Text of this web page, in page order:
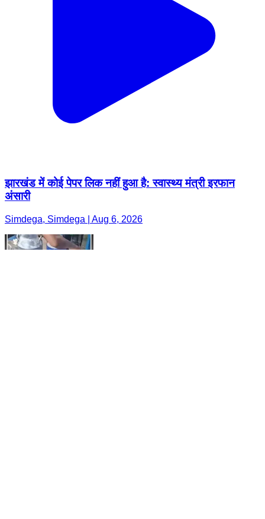
झारखंड में कोई पेपर लिक नहीं हुआ है: स्वास्थ्य मंत्री इरफान
अंसारी
Simdega, Simdega | Aug 6, 2026